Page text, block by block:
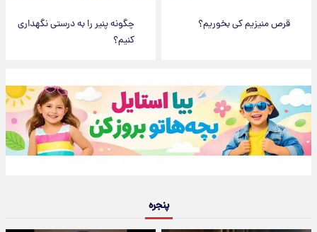
قرص منیزیم کی بخوریم؟
چگونه پنیر را به درستی نگهداری
کنیم؟
پنجره